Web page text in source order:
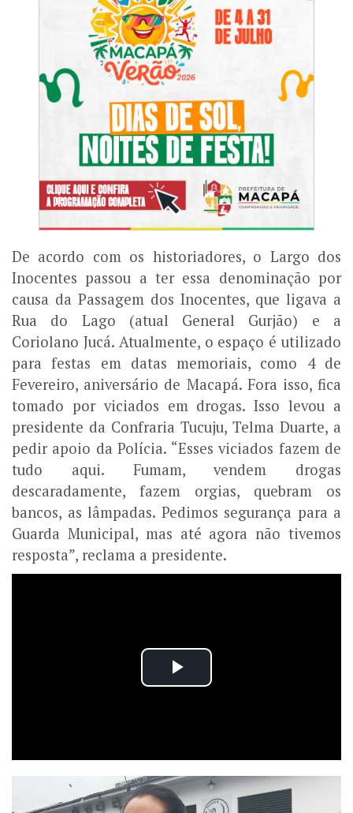
De acordo com os historiadores, o Largo dos
Inocentes passou a ter essa denominação por
causa da Passagem dos Inocentes, que ligava a
Rua do Lago (atual General Gurjão) e a
Coriolano Jucá. Atualmente, o espaço é utilizado
para festas em datas memoriais, como 4 de
Fevereiro, aniversário de Macapá. Fora isso, fica
tomado por viciados em drogas. Isso levou a
presidente da Confraria Tucuju, Telma Duarte, a
pedir apoio da Polícia. “Esses viciados fazem de
tudo aqui. Fumam, vendem drogas
descaradamente, fazem orgias, quebram os
bancos, as lâmpadas. Pedimos segurança para a
Guarda Municipal, mas até agora não tivemos
resposta”, reclama a presidente.